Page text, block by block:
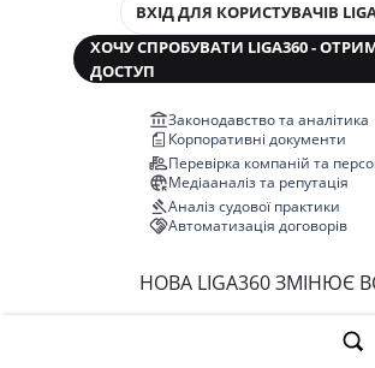
ВХІД ДЛЯ КОРИСТУВАЧІВ
ХОЧУ СПРОБУВАТИ LIGA360 -
ДОСТУП
Законодавство та аналітика
Корпоративні документи
Перевірка компаній та
Медіааналіз та репутація
Аналіз судової практики
Автоматизація договорів
НОВА LIGA360 ЗМІНЮЄ